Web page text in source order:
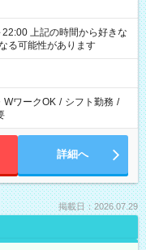
ら好きな
る可能性があります
WワークOK / シフト勤務 /
詳細へ
掲載日：2026.07.29